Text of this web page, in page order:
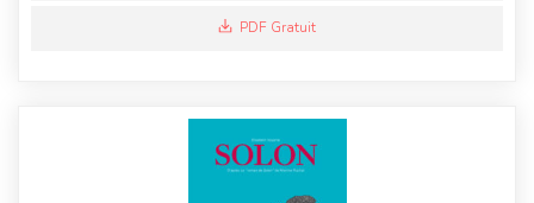
PDF Gratuit